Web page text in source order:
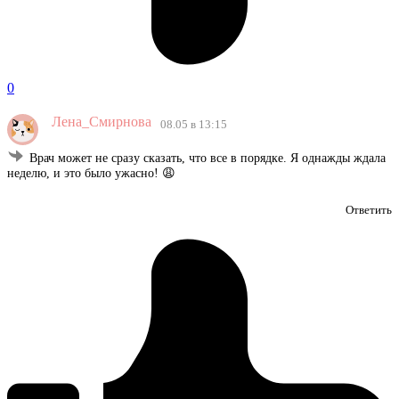
0
Лена_Смирнова 08.05 в 13:15
Врач может не сразу сказать, что все в порядке. Я однажды ждала
неделю, и это было ужасно! 😩
Ответить